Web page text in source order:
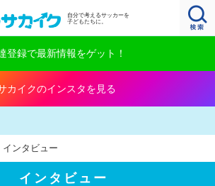
自分で考えるサッカーを
子どもたちに。
登録で最新情報をゲット！
カイクのインスタを見る
インタビュー
インタビュー